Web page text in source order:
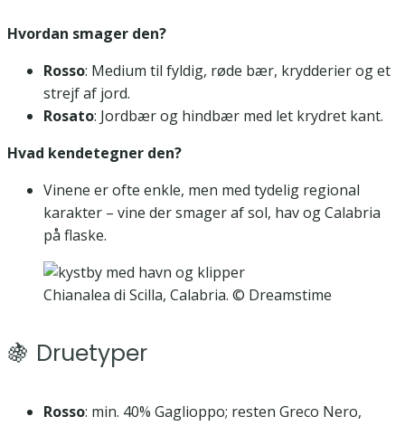
Hvordan smager den?
Rosso: Medium til fyldig, røde bær, krydderier og et
strejf af jord.
Rosato: Jordbær og hindbær med let krydret kant.
Hvad kendetegner den?
Vinene er ofte enkle, men med tydelig regional
karakter – vine der smager af sol, hav og Calabria
på flaske.
Chianalea di Scilla, Calabria. © Dreamstime
🍇 Druetyper
Rosso: min. 40% Gaglioppo; resten Greco Nero,